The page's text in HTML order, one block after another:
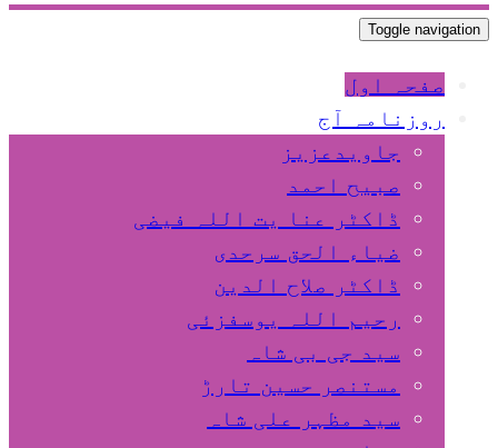
Toggle navigation
صفحہ اول
روزنامہ آج
جاویدعزیز
صبیح احمد
ڈاکٹر عنا یت اللہ فیضی
ضیاء الحق سرحدی
ڈاکٹر صلاح الدین
رحیم اللہ یوسفزئی
سید جی بی شاہ
مستنصر حسین تارڑ
سید مظہر علی شاہ